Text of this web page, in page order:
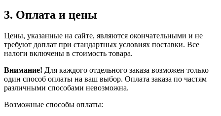
3. Оплата и цены
Цены, указанные на сайте, являются окончательными и не
требуют доплат при стандартных условиях поставки. Все
налоги включены в стоимость товара.
Внимание! Для каждого отдельного заказа возможен только
один способ оплаты на ваш выбор. Оплата заказа по частям
различными способами невозможна.
Возможные способы оплаты: